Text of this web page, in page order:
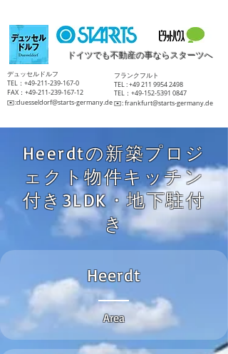
ドイツでも不動産の事ならスターツへ
​デュッセルドルフ
TEL：+49-211-239-167-0
FAX：+49-211-239-167-12
​✉️:duesseldorf@starts-germany.de
​フランクフルト
TEL :+49 211 9954 2498
TEL：+49-152-5391 0847
​✉️:frankfurt@starts-germany.de
Heerdtの新築プロジ
ェクト物件キッチン
付き3LDK・地下駐付
き
Heerdt
Area